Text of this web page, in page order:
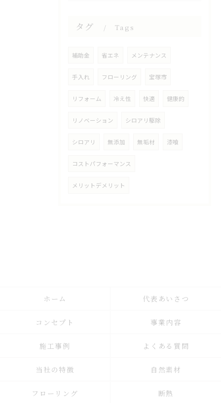
タグ Tags
補助金 省エネ メンテナンス
手入れ フローリング 宝塚市
リフォーム 冷え性 快適 健康的
リノベーション シロアリ駆除
シロアリ 無添加 無垢材 漆喰
コストパフォーマンス
メリットデメリット
ホーム 代表あいさつ
コンセプト 事業内容
施工事例 よくある質問
当社の特徴 自然素材
フローリング 断熱